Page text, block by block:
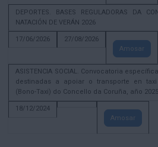
DEPORTES. BASES REGULADORAS DA
NATACIÓN DE VERÁN 2026
17/06/2026
27/08/2026
Amosar
ASISTENCIA SOCIAL. Convocatoria
destinadas a apoiar o transporte en
(Bono-Taxi) do Concello da Coruña, año 2025
18/12/2024
Amosar